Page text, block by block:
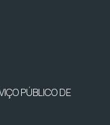
PÚBLICO DE